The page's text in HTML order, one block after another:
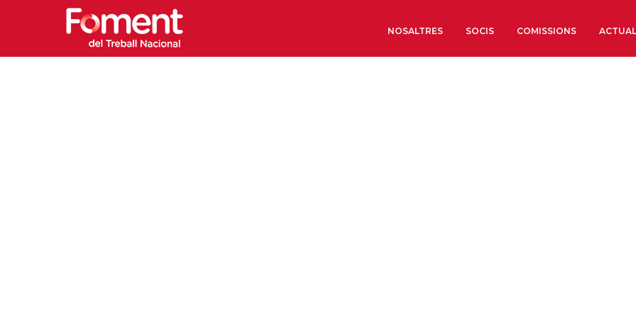
NOSALTRES SOCIS COMISSIONS